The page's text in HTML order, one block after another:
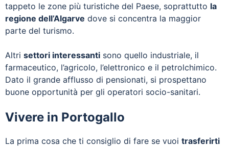
tappeto le zone più turistiche del Paese, soprattutto la
regione dell’Algarve dove si concentra la maggior
parte del turismo.
Altri settori interessanti sono quello industriale, il
farmaceutico, l’agricolo, l’elettronico e il petrolchimico.
Dato il grande afflusso di pensionati, si prospettano
buone opportunità per gli operatori socio-sanitari.
Vivere in Portogallo
La prima cosa che ti consiglio di fare se vuoi trasferirti